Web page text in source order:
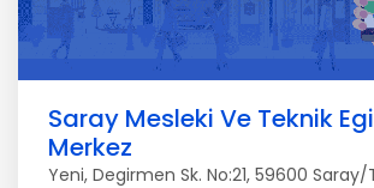
Saray Mesleki Ve Teknik
Merkez
Yeni, Degirmen Sk. No:21, 59600